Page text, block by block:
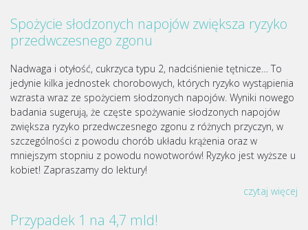
Spożycie słodzonych napojów zwiększa ryzyko
przedwczesnego zgonu
Nadwaga i otyłość, cukrzyca typu 2, nadciśnienie tętnicze… To
jedynie kilka jednostek chorobowych, których ryzyko wystąpienia
wzrasta wraz ze spożyciem słodzonych napojów. Wyniki nowego
badania sugerują, że częste spożywanie słodzonych napojów
zwiększa ryzyko przedwczesnego zgonu z różnych przyczyn, w
szczególności z powodu chorób układu krążenia oraz w
mniejszym stopniu z powodu nowotworów! Ryzyko jest wyższe u
kobiet! Zapraszamy do lektury!
czytaj więcej
Przypadek 1 na 4,7 mld!